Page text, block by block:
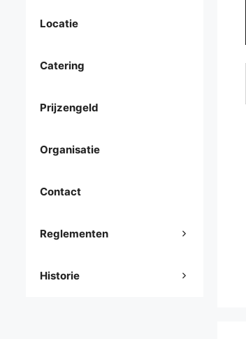
Locatie
Catering
Prijzengeld
Organisatie
Contact
Reglementen
Historie